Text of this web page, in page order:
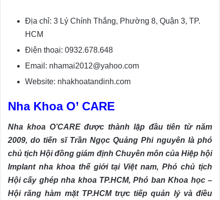
Địa chỉ: 3 Lý Chính Thắng, Phường 8, Quận 3, TP.
HCM
Điện thoại: 0932.678.648
Email: nhamai2012@yahoo.com
Website: nhakhoatandinh.com
Nha Khoa O’ CARE
Nha khoa O’CARE được thành lập đầu tiên từ năm
2009, do tiến sĩ Trần Ngọc Quảng Phi nguyên là phó
chủ tịch Hội đồng giám định Chuyên môn của Hiệp hội
Implant nha khoa thế giới tại Việt nam, Phó chủ tịch
Hội cấy ghép nha khoa TP.HCM, Phó ban Khoa học –
Hội răng hàm mặt TP.HCM trực tiếp quản lý và điều